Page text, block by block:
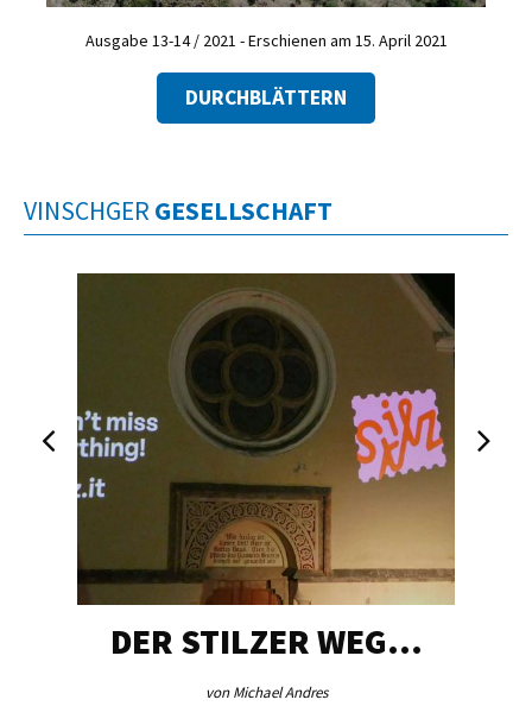
Ausgabe 13-14 / 2021 - Erschienen am 15. April 2021
DURCHBLÄTTERN
VINSCHGER GESELLSCHAFT
DER STILZER WEG…
von Michael Andres